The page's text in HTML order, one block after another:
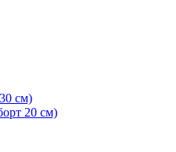
см)
20 см)